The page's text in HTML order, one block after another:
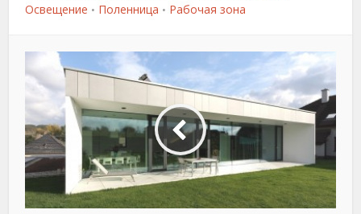
Освещение • Поленница • Рабочая зона